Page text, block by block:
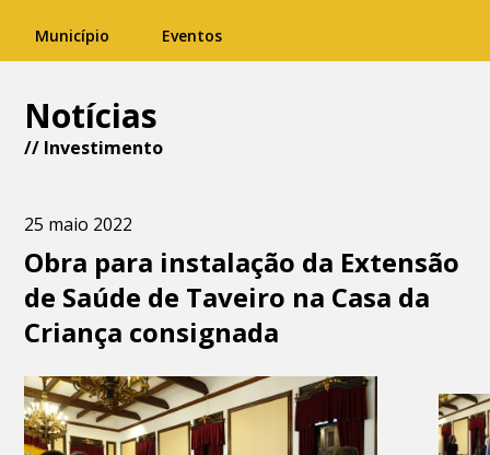
Município Eventos
Notícias
// Investimento
25 maio 2022
Obra para instalação da Extensão
de Saúde de Taveiro na Casa da
Criança consignada